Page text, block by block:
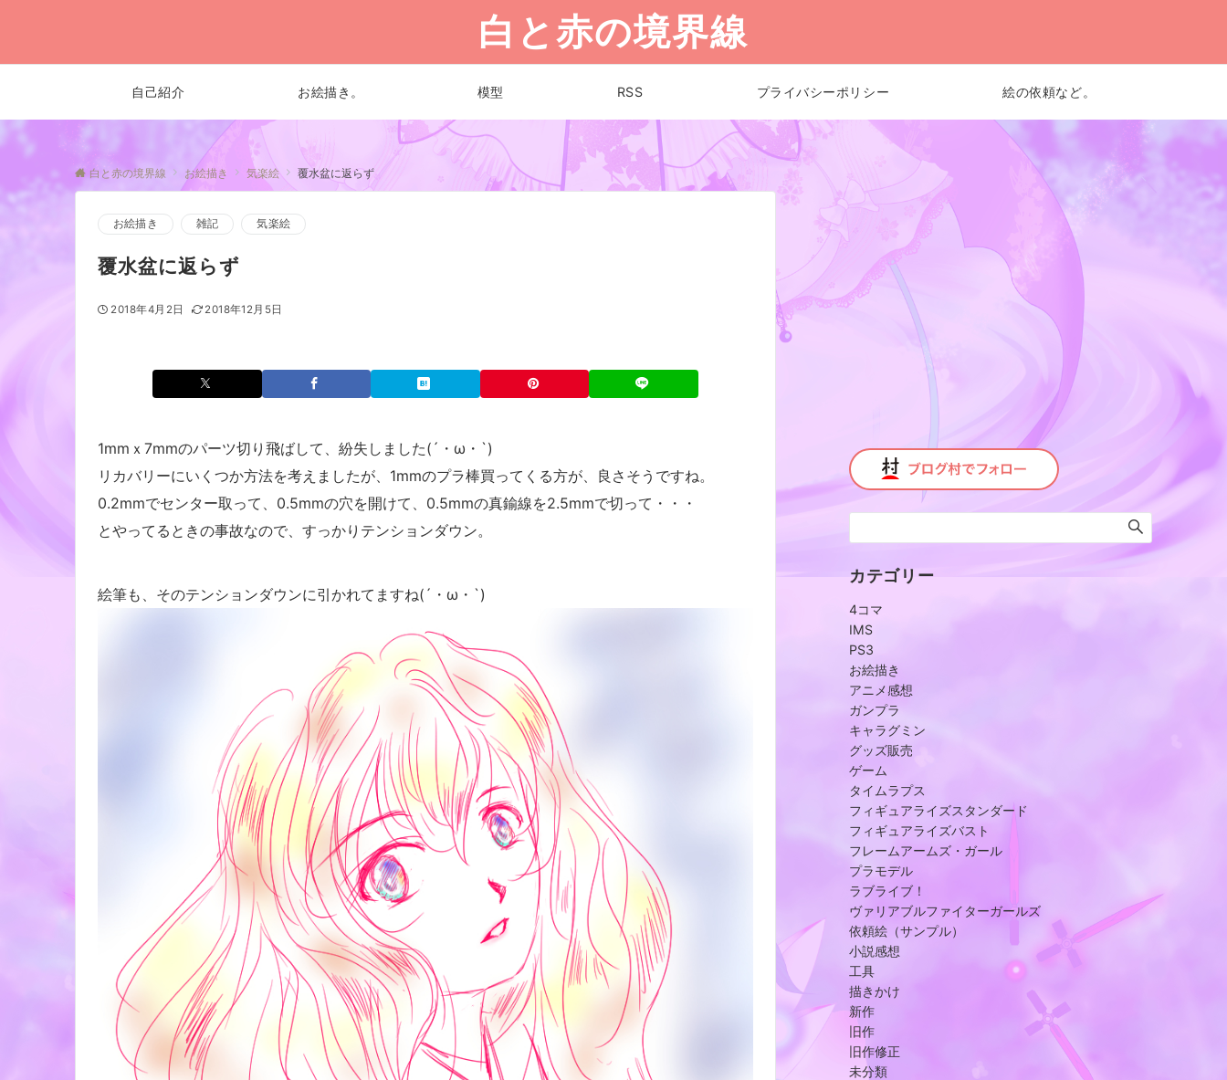
白と赤の境界線
自己紹介 お絵描き。 模型 RSS プライバシーポリシー 絵の依頼など。
白と赤の境界線 お絵描き 気楽絵 覆水盆に返らず
お絵描き 雑記 気楽絵
覆水盆に返らず
2018年4月2日 2018年12月5日
1mmｘ7mmのパーツ切り飛ばして、紛失しました(´・ω・`)
リカバリーにいくつか方法を考えましたが、1mmのプラ棒買ってくる方が、良さそうですね。
0.2mmでセンター取って、0.5mmの穴を開けて、0.5mmの真鍮線を2.5mmで切って・・・
とやってるときの事故なので、すっかりテンションダウン。
絵筆も、そのテンションダウンに引かれてますね(´・ω・`)
カテゴリー
4コマ
IMS
PS3
お絵描き
アニメ感想
ガンプラ
キャラグミン
グッズ販売
ゲーム
タイムラプス
フィギュアライズスタンダード
フィギュアライズバスト
フレームアームズ・ガール
プラモデル
ラブライブ！
ヴァリアブルファイターガールズ
依頼絵（サンプル）
小説感想
工具
描きかけ
新作
旧作
旧作修正
未分類